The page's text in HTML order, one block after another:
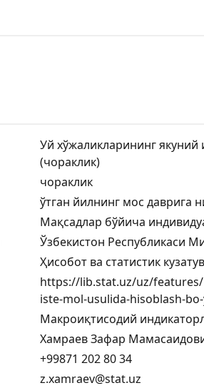
Уй хўжаликларининг
(чораклик)
чораклик
ўтган йилнинг мос даврига
Мақсадлар бўйича
Ўзбекистон Республикаси
Ҳисобот ва статистик
https://lib.stat.uz/uz/
iste-mol-usulida-hisoblash-
Макроиқтисодий
Хамраев Зафар
+99871 202 80 34
z.xamraev@stat.uz